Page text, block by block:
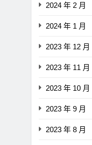
2024 年 2 月
2024 年 1 月
2023 年 12 月
2023 年 11 月
2023 年 10 月
2023 年 9 月
2023 年 8 月